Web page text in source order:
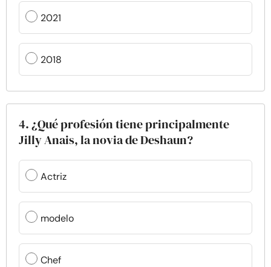
2021
2018
4. ¿Qué profesión tiene principalmente
Jilly Anais, la novia de Deshaun?
Actriz
modelo
Chef